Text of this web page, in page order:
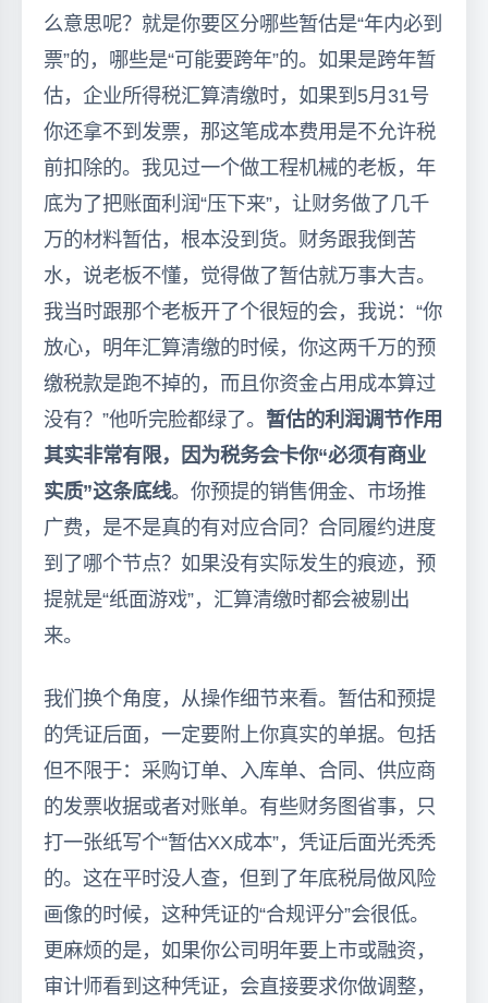
么意思呢？就是你要区分哪些暂估是“年内必到
票”的，哪些是“可能要跨年”的。如果是跨年暂
估，企业所得税汇算清缴时，如果到5月31号
你还拿不到发票，那这笔成本费用是不允许税
前扣除的。我见过一个做工程机械的老板，年
底为了把账面利润“压下来”，让财务做了几千
万的材料暂估，根本没到货。财务跟我倒苦
水，说老板不懂，觉得做了暂估就万事大吉。
我当时跟那个老板开了个很短的会，我说：“你
放心，明年汇算清缴的时候，你这两千万的预
缴税款是跑不掉的，而且你资金占用成本算过
没有？”他听完脸都绿了。 暂估的利润调节作用
其实非常有限，因为税务会卡你“必须有商业
实质”这条底线。你预提的销售佣金、市场推
广费，是不是真的有对应合同？合同履约进度
到了哪个节点？如果没有实际发生的痕迹，预
提就是“纸面游戏”，汇算清缴时都会被剔出
来。
我们换个角度，从操作细节来看。暂估和预提
的凭证后面，一定要附上你真实的单据。包括
但不限于：采购订单、入库单、合同、供应商
的发票收据或者对账单。有些财务图省事，只
打一张纸写个“暂估XX成本”，凭证后面光秃秃
的。这在平时没人查，但到了年底税局做风险
画像的时候，这种凭证的“合规评分”会很低。
更麻烦的是，如果你公司明年要上市或融资，
审计师看到这种凭证，会直接要求你做调整，